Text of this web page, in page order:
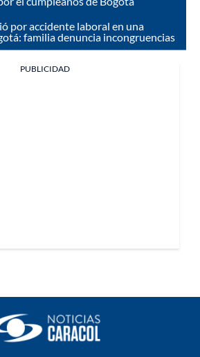
por accidente laboral en una
familia denuncia incongruencias
PUBLICIDAD